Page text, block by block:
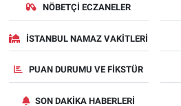
NÖBETÇI ECZANELER
İSTANBUL NAMAZ VAKITLERI
PUAN DURUMU VE FIKSTÜR
SON DAKIKA HABERLERI